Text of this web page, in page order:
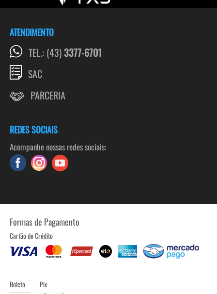
ATENDIMENTO
TEL.: (43)3377-6701
SAC
PARCERIA
REDES SOCIAIS
Acompanhe nossas redes sociais:
Formas de Pagamento
Cartão de Crédito
Boleto Pix